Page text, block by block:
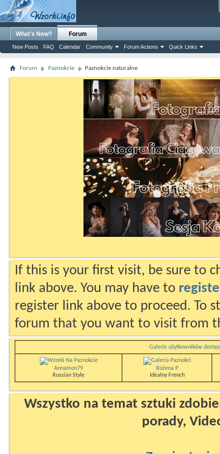
What's New? Forum
New Posts FAQ Calendar Community Forum Actions Quick Links
Forum Paznokcie Paznokcie naturalne
If this is your first visit, be sure to
link above. You may have to
register link above to proceed. To
forum that you want to visit from
Galerie użytkowników
Annamon79
Russian Style
Bożena P
Idealny French
Wszystko na temat sztuki
porady,